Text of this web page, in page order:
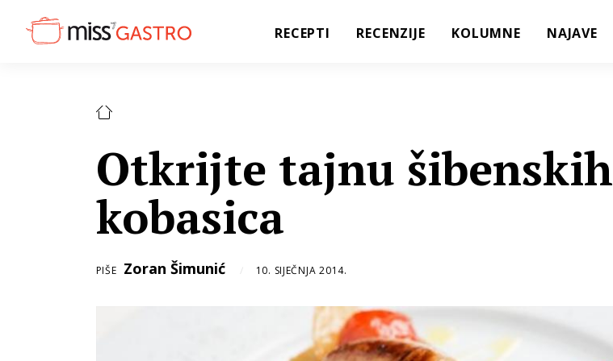
RECEPTI RECENZIJE KOLUMNE NAJAVE
Otkrijte tajnu šibenskih
kobasica
PIŠE Zoran Šimunić 10. SIJEČNJA 2014.